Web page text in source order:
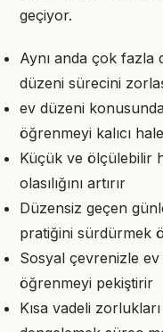
geçiyor.
Aynı anda çok fazla
düzeni sürecini
ev düzeni
öğrenmeyi kalıcı
Küçük ve ölçülebilir
olasılığını artırır
Düzensiz geçen
pratiğini sürdürmek
Sosyal çevrenizle
öğrenmeyi pekiştirir
Kısa vadeli